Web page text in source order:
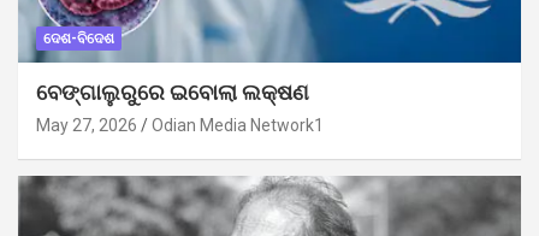
ଦେଶ-ବିଦେଶ
ବେଙ୍ଗାଲୁରୁରେ ଇବୋଲା ଲକ୍ଷଣ
May 27, 2026 Odian Media Network1